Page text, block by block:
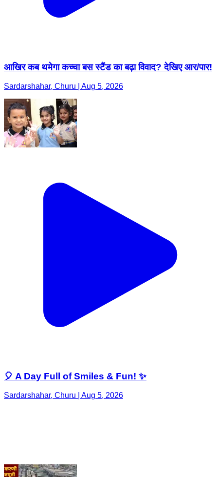
आखिर कब थमेगा कच्चा बस स्टैंड का बढ़ा विवाद? देखिए आर/पार!
🎈 A Day Full of Smiles & Fun! ✨